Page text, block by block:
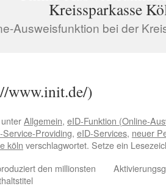
Ausweisfunktion bei der
www.init.de/)
Allgemein, eID-Funktion (Online-
Service-Providing, eID-Services, neuer
köln verschlagwortet. Setze ein
den millionsten